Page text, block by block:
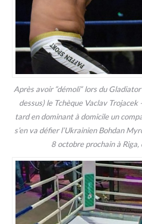
Après avoir “démoli“ lors du
dessus) le Tchèque Vaclav Trojacek
tard en dominant à domicile un
s’en va défier l’Ukrainien Bohdan
8 octobre prochain à